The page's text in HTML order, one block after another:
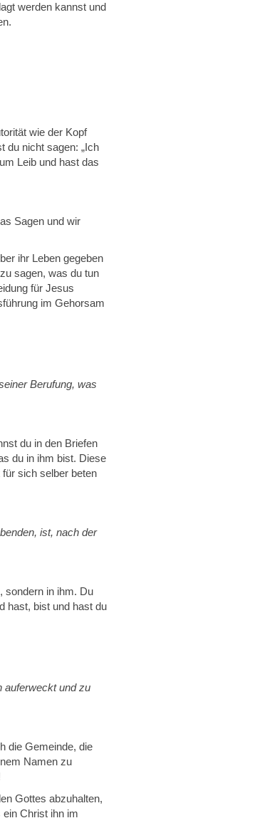
werden kannst und
wie der Kopf
du nicht sagen: „Ich
Leib und hast das
Sagen und wir
ihr Leben gegeben
sagen, was du tun
für Jesus
im Gehorsam
Berufung, was
du in den Briefen
du in ihm bist. Diese
sich selber beten
ist, nach der
sondern in ihm. Du
hast, bist und hast du
auferweckt und zu
die Gemeinde, die
Namen zu
Gottes abzuhalten,
Christ ihn im